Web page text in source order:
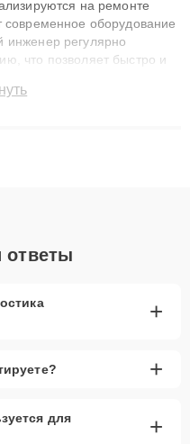
на ремонте
современное оборудование
инженер регулярно
что позволяет быстро и
мастера решают
ответы
+
+
для
+